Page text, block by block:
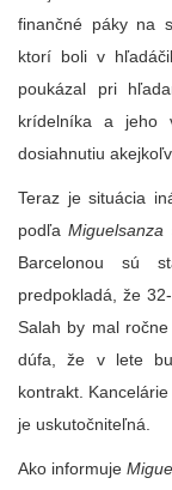
finančné páky na
ktorí boli v
poukázal pri
krídelníka a jeho
dosiahnutiu
Teraz je situácia
podľaMiguelsanza
Barcelonou sú
predpokladá, že
Salah by mal
dúfa, že v lete
kontrakt.
je uskutočniteľná.
Ako informuje